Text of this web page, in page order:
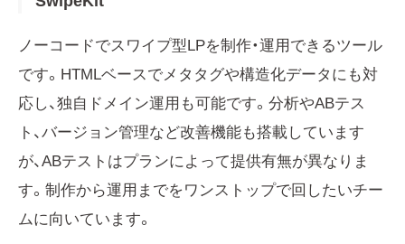
ノーコードでスワイプ型LPを制作・運用できるツール
です。HTMLベースでメタタグや構造化データにも対
応し、独自ドメイン運用も可能です。分析やABテス
ト、バージョン管理など改善機能も搭載しています
が、ABテストはプランによって提供有無が異なりま
す。制作から運用までをワンストップで回したいチー
ムに向いています。